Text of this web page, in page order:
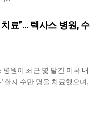
료”… 텍사스 병원, 수
원이 최근 몇 달간 미국 내
환자 수만 명을 치료했으며,